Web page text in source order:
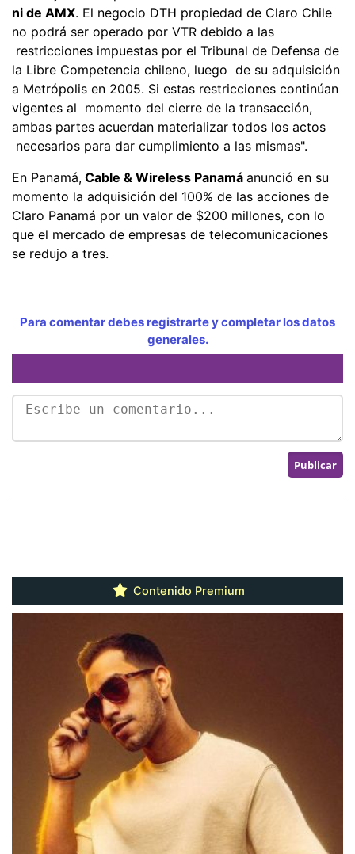
ni de AMX. El negocio DTH propiedad de Claro Chile
no podrá ser operado por VTR debido a las
restricciones impuestas por el Tribunal de Defensa de
la Libre Competencia chileno, luego de su adquisición
a Metrópolis en 2005. Si estas restricciones continúan
vigentes al momento del cierre de la transacción,
ambas partes acuerdan materializar todos los actos
necesarios para dar cumplimiento a las mismas".
En Panamá, Cable & Wireless Panamá anunció en su
momento la adquisición del 100% de las acciones de
Claro Panamá por un valor de $200 millones, con lo
que el mercado de empresas de telecomunicaciones
se redujo a tres.
Para comentar debes registrarte y completar los datos
generales.
Contenido Premium